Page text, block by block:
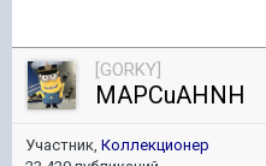
[GORKY]
MAPCuAHNH
Участник, Коллекционер